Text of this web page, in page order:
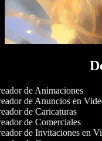
de Animaciones
de Anuncios en
de Caricaturas
de Comerciales
de Invitaciones en